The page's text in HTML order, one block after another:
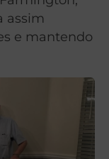
assim
e mantendo